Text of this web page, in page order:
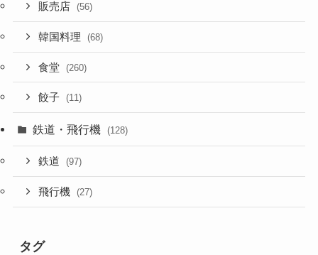
販売店 (56)
韓国料理 (68)
食堂 (260)
餃子 (11)
鉄道・飛行機 (128)
鉄道 (97)
飛行機 (27)
タグ